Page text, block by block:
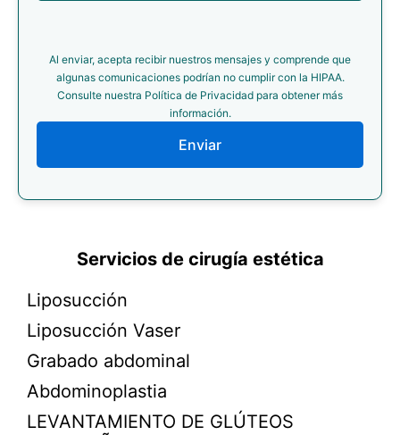
Al enviar, acepta recibir nuestros mensajes y comprende que
algunas comunicaciones podrían no cumplir con la HIPAA.
Consulte nuestra Política de Privacidad para obtener más
información.
Enviar
Servicios de cirugía estética
Liposucción
Liposucción Vaser
Grabado abdominal
Abdominoplastia
LEVANTAMIENTO DE GLÚTEOS